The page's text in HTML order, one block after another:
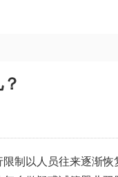
制以人员往来逐渐恢